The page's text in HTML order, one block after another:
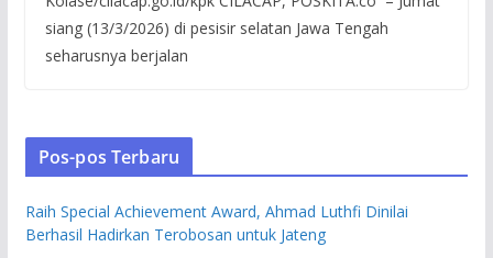
siang (13/3/2026) di pesisir selatan Jawa Tengah
seharusnya berjalan
Pos-pos Terbaru
Raih Special Achievement Award, Ahmad Luthfi Dinilai
Berhasil Hadirkan Terobosan untuk Jateng